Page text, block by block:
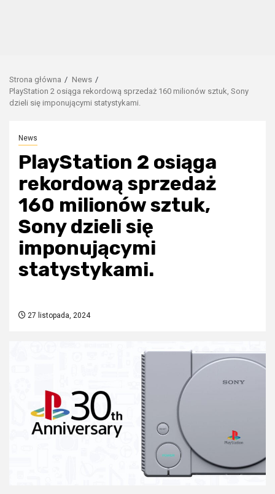
Strona główna
News
PlayStation 2 osiąga rekordową sprzedaż 160 milionów sztuk, Sony
dzieli się imponującymi statystykami.
News
PlayStation 2 osiąga
rekordową sprzedaż
160 milionów sztuk,
Sony dzieli się
imponującymi
statystykami.
27 listopada, 2024